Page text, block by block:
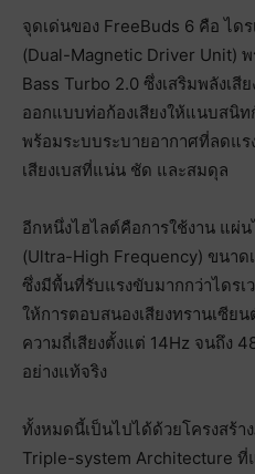
จุดเด่นของ FreeBuds 6 คือ ได
(Dual-Magnetic Driver Unit)
Bass Turbo 2.0 ซึ่งเสริมพลังเ
ออกแบบท่อก้องเสียงให้แนบสนิท
พร้อมระบบระบายอากาศที่ลดแ
เสียงเบสที่แน่น ชัด และสมดุล
อีกหนึ่งไฮไลต์คือการใช้งาน แผ่
(Ultra-High Frequency) ขนา
ซึ่งมีพื้นที่รับแรงขับมากกว่าไดรเ
ให้การตอบสนองเสียงทรานเซีย
ความถี่เสียงตั้งแต่ 14Hz จนถึง
อย่างแท้จริง
ทั้งหมดนี้เป็นไปได้ด้วยโครงสร้า
Triple-system Architecture ที่